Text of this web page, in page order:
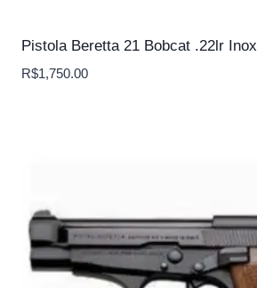
Pistola Beretta 21 Bobcat .22lr Inox
R$1,750.00